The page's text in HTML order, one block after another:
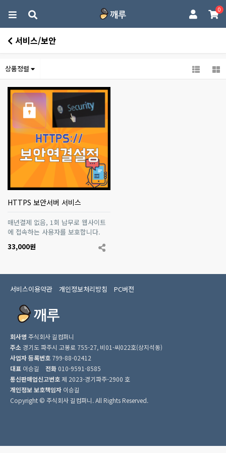
0
서비스/보안
상품정렬
HTTPS 보안서버 서비스
매년결제 없음, 1회 납무로 웹사이트
에 접속하는 사용자를 보호합니다.
33,000원
서비스이용약관 개인정보처리방침 PC버전
회사명 주식회사 길컴퍼니
주소 경기도 파주시 고봉로 755-27, 비01-씨022호(상지석동)
사업자 등록번호 799-88-02412
대표 이승길 전화 010-9591-8585
통신판매업신고번호제 2023-경기파주-2900 호
개인정보 보호책임자 이승길
Copyright © 주식회사 길컴퍼니. All Rights Reserved.